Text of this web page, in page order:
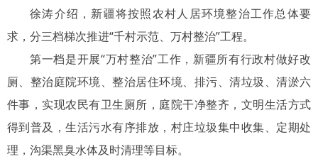
徐涛介绍，新疆将按照农村人居环境整治工作总体要
求，分三档梯次推进“千村示范、万村整治”工程。
第一档是开展“万村整治”工作，新疆所有行政村做好改
厕、整治庭院环境、整治居住环境、排污、清垃圾、清淤六
件事，实现农民有卫生厕所，庭院干净整齐，文明生活方式
得到普及，生活污水有序排放，村庄垃圾集中收集、定期处
理，沟渠黑臭水体及时清理等目标。